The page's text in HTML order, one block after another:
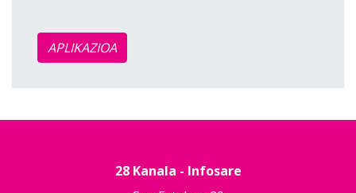
APLIKAZIOA
28 Kanala - Infosare